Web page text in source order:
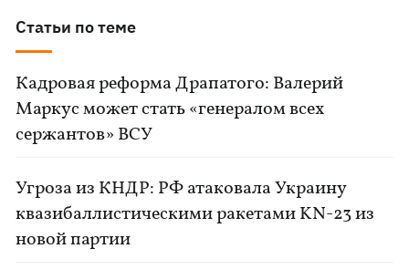
Статьи по теме
Кадровая реформа Драпатого: Валерий
Маркус может стать «генералом всех
сержантов» ВСУ
Угроза из КНДР: РФ атаковала Украину
квазибаллистическими ракетами KN-23 из
новой партии